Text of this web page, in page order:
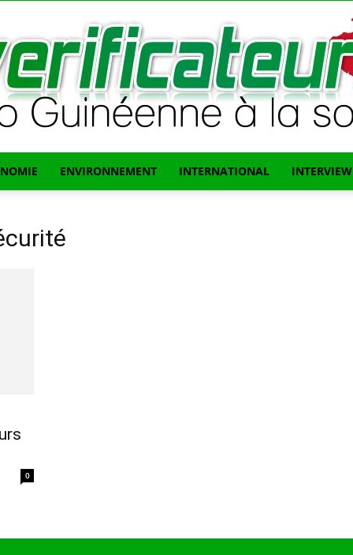
ENVIRONNEMENT INTERNATIONAL INTERVIEW
0